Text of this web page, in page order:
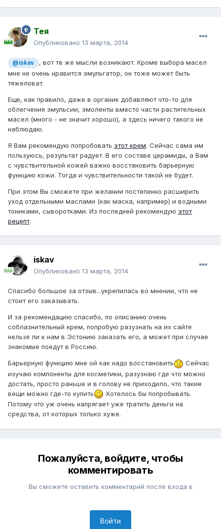
Тея
Опубликовано 13 марта, 2014
@iskav
, вот те же мысли возникают. Кроме выбора масел
мне не очень нравится эмульгатор, он тоже может быть
тяжеловат.
Еще, как правило, даже в органик добавляют что-то для
облегчения эмульсии, эмоленты вместо части растительных
масел (много - не значит хорошо), а здесь ничего такого не
наблюдаю.
Я Вам рекомендую попробовать этот крем. Сейчас сама им
пользуюсь, результат радует. В его составе церамиды, а Вам
с чувствительной кожей важно восстановить барьерную
функцию кожи. Тогда и чувствительности такой не будет.
При этом Вы сможете при желании постепенно расширить
уход отдельными маслами (как маска, например) и водными
тониками, сыворотками. Из последней рекомендую этот
рецепт.
iskav
Опубликовано 13 марта, 2014
Спасибо большое за отзыв...укрепилась во мнении, что не
стоит его заказывать.
И за рекомендацию спасибо, по описанию очень
соблазнительный крем, попробую разузнать на их сайте
нельзя ли к нам в Эстонию заказать его, а может при случае
знакомые поедут в Россию.
Барьерную функцию мне ой как надо восстановить
Сейчас
изучаю компоненты для косметики, разузнаю где что можно
достать, просто раньше и в голову не приходило, что такие
вещи можно где-то купить
Хотелось бы попробывать.
Потому что уж очень напрягает уже тратить деньги на
средства, от которых только хуже.
Пожалуйста, войдите, чтобы
комментировать
Вы сможете оставить комментарий после входа в
Войти